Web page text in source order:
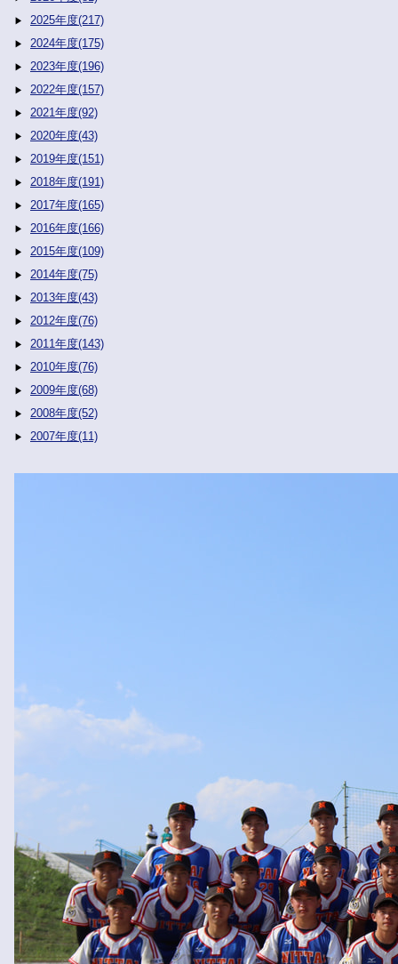
2025年度(217)
2024年度(175)
2023年度(196)
2022年度(157)
2021年度(92)
2020年度(43)
2019年度(151)
2018年度(191)
2017年度(165)
2016年度(166)
2015年度(109)
2014年度(75)
2013年度(43)
2012年度(76)
2011年度(143)
2010年度(76)
2009年度(68)
2008年度(52)
2007年度(11)